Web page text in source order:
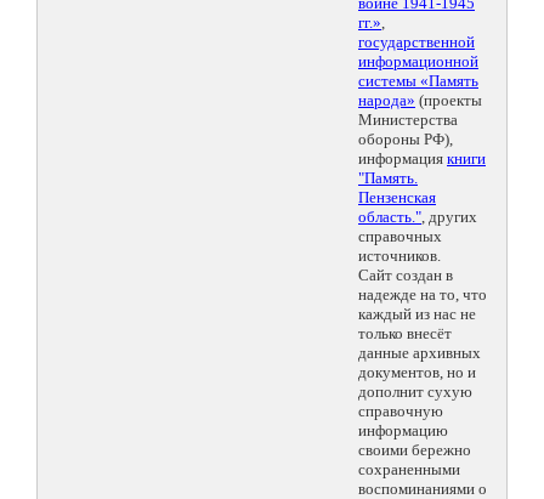
гг.»,
государственной
информационной
системы «Память
народа» (проекты
Министерства
обороны РФ),
информация книги
"Память.
Пензенская
область.", других
справочных
источников.
Сайт создан в
надежде на то, что
каждый из нас не
только внесёт
данные архивных
документов, но и
дополнит сухую
справочную
информацию
своими бережно
сохраненными
воспоминаниями о